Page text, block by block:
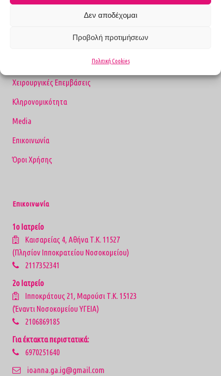
Δεν αποδέχομαι
Προβολή προτιμήσεων
Πολιτική Cookies
Ιατρός
Καρκίνος του Μαστού
Χειρουργικές Επεμβάσεις
Κληρονομικότητα
Media
Επικοινωνία
Όροι Χρήσης
Επικοινωνία
1ο Ιατρείο
Καισαρείας 4, Αθήνα Τ.Κ. 11527
(Πλησίον Ιπποκρατείου Νοσοκομείου)
2117352341
2ο Ιατρείο
Ιπποκράτους 21, Μαρούσι Τ.Κ. 15123
(Έναντι Νοσοκομείου ΥΓΕΙΑ)
2106869185
Για έκτακτα περιστατικά:
6970251640
ioanna.ga.ig@gmail.com